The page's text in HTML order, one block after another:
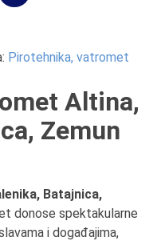
Pirotehnika, vatromet
Altina,
Zemun
Batajnica,
donose spektakularne
i događajima,